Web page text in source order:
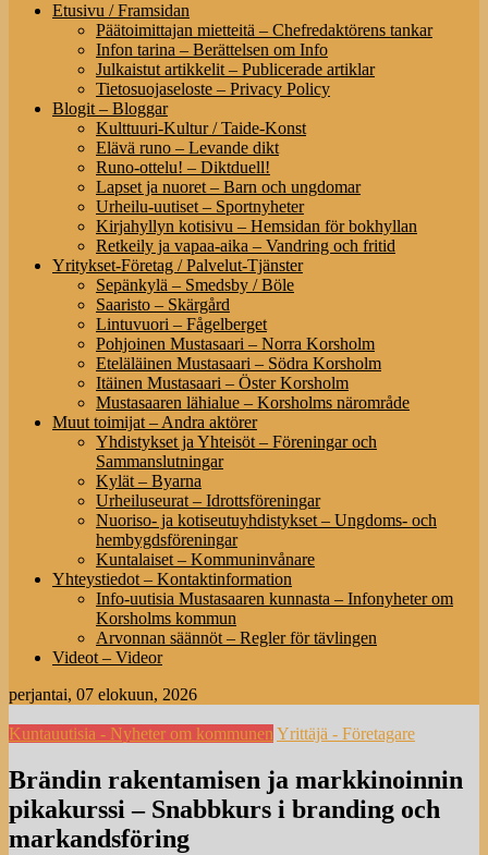
Etusivu / Framsidan
Päätoimittajan mietteitä – Chefredaktörens tankar
Infon tarina – Berättelsen om Info
Julkaistut artikkelit – Publicerade artiklar
Tietosuojaseloste – Privacy Policy
Blogit – Bloggar
Kulttuuri-Kultur / Taide-Konst
Elävä runo – Levande dikt
Runo-ottelu! – Diktduell!
Lapset ja nuoret – Barn och ungdomar
Urheilu-uutiset – Sportnyheter
Kirjahyllyn kotisivu – Hemsidan för bokhyllan
Retkeily ja vapaa-aika – Vandring och fritid
Yritykset-Företag / Palvelut-Tjänster
Sepänkylä – Smedsby / Böle
Saaristo – Skärgård
Lintuvuori – Fågelberget
Pohjoinen Mustasaari – Norra Korsholm
Eteläläinen Mustasaari – Södra Korsholm
Itäinen Mustasaari – Öster Korsholm
Mustasaaren lähialue – Korsholms närområde
Muut toimijat – Andra aktörer
Yhdistykset ja Yhteisöt – Föreningar och
Sammanslutningar
Kylät – Byarna
Urheiluseurat – Idrottsföreningar
Nuoriso- ja kotiseutuyhdistykset – Ungdoms- och
hembygdsföreningar
Kuntalaiset – Kommuninvånare
Yhteystiedot – Kontaktinformation
Info-uutisia Mustasaaren kunnasta – Infonyheter om
Korsholms kommun
Arvonnan säännöt – Regler för tävlingen
Videot – Videor
perjantai, 07 elokuun, 2026
Kuntauutisia - Nyheter om kommunen Yrittäjä - Företagare
Brändin rakentamisen ja markkinoinnin
pikakurssi – Snabbkurs i branding och
markandsföring